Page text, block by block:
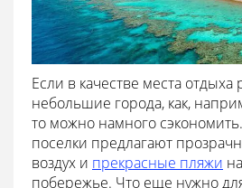
Если в качестве места отдыха
небольшие города, как,
то можно намного
поселки предлагают
воздух и прекрасные пляжи
побережье. Что еще нужно